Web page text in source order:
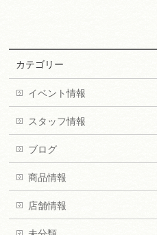
カテゴリー
イベント情報
スタッフ情報
ブログ
商品情報
店舗情報